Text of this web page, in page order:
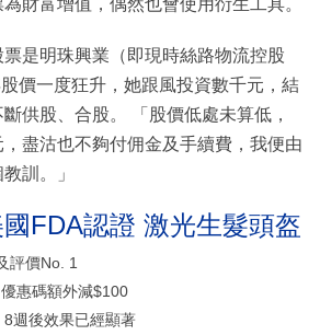
財富增值，偶然也會使用衍生工具。
是明珠興業（即現時絲路物流控股
股價一度狂升，她跟風投資數千元，結
供股、合股。 「股價低處未算低，
盡沽也不夠付佣金及手續費，我便由
訓。」
FDA認證 激光生髮頭盔
評價No. 1
惠碼額外減$100
週後效果已經顯著